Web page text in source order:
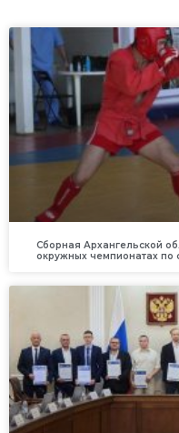
Сборная Архангельской
окружных чемпионатах по